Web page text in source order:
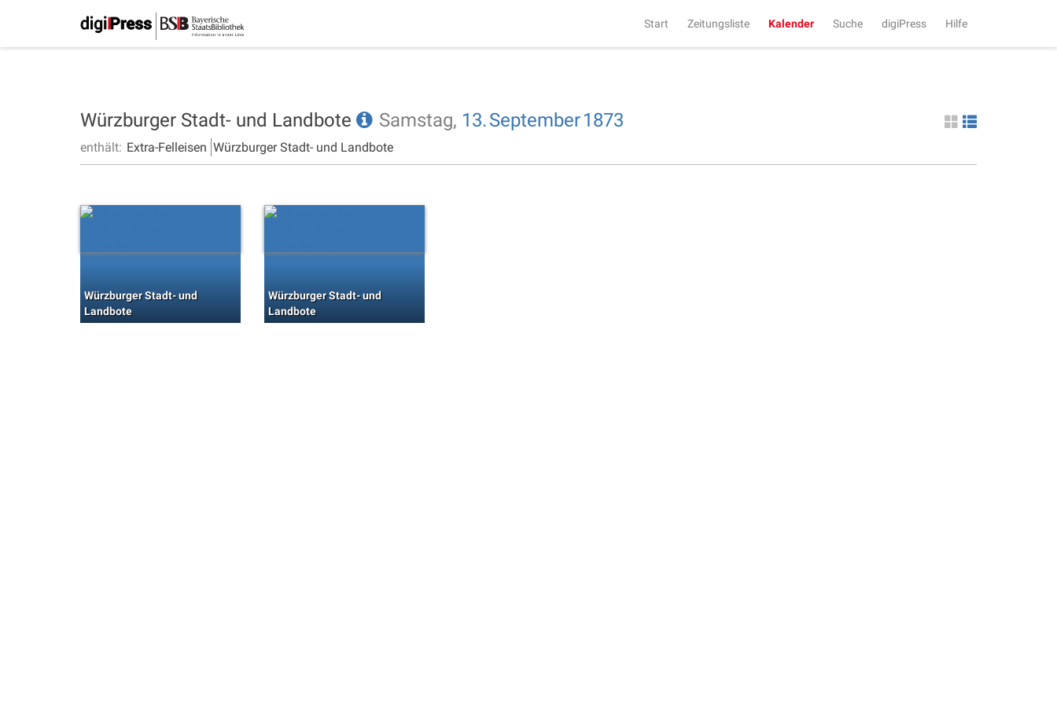
Start Zeitungsliste Kalender Suche digiPress Hilfe
Würzburger Stadt- und Landbote Samstag, 13.September1873
enthält: Extra-Felleisen Würzburger Stadt- und Landbote
Würzburger Stadt- und
Landbote
Würzburger Stadt- und
Landbote